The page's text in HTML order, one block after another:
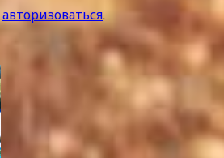
авторизоваться.